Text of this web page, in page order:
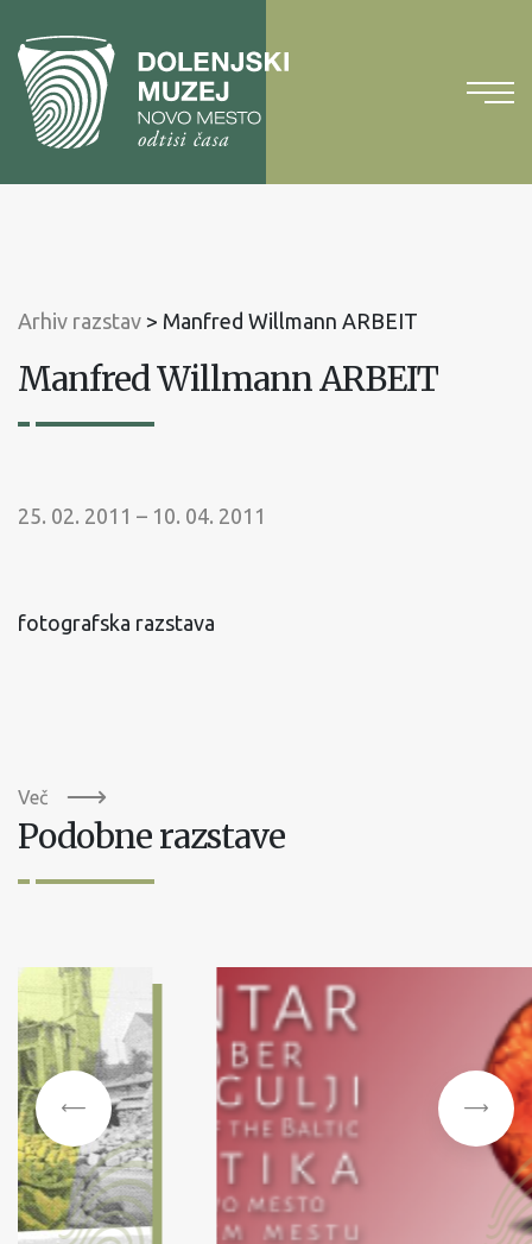
vsebinoNa
glavni
meni
Arhiv razstav > Manfred Willmann ARBEIT
Manfred Willmann ARBEIT
25. 02. 2011 – 10. 04. 2011
fotografska razstava
Več
Podobne razstave